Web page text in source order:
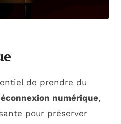
de prendre du
numérique,
pour préserver